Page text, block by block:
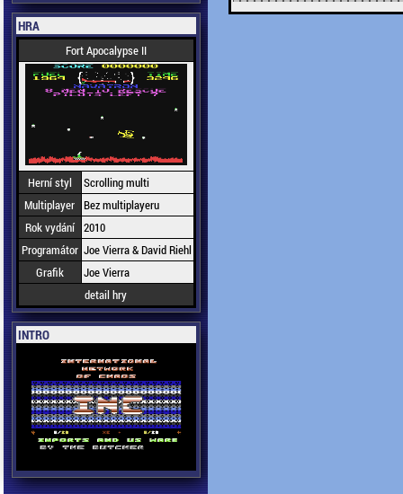
HRA
Fort Apocalypse II
Herní styl
Scrolling multi
Multiplayer Bez multiplayeru
Rok vydání 2010
Programátor Joe Vierra & David Riehl
Grafik
Joe Vierra
detail hry
INTRO